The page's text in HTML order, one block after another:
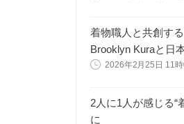
着物職人と共創す
Brooklyn Kuraと日
2026年2月25日 11
2人に1人が感じる“
に